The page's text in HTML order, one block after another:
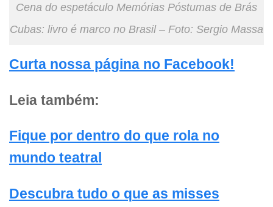
Cena do espetáculo Memórias Póstumas de Brás
Cubas: livro é marco no Brasil – Foto: Sergio Massa
Curta nossa página no Facebook!
Leia também:
Fique por dentro do que rola no
mundo teatral
Descubra tudo o que as misses